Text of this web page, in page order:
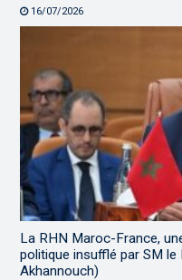
16/07/2026
La RHN Maroc-France,
politique insufflé par SM le
Akhannouch)